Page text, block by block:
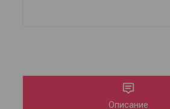
Описание